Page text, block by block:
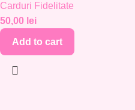
Carduri Fidelitate
50,00 lei
Add to cart